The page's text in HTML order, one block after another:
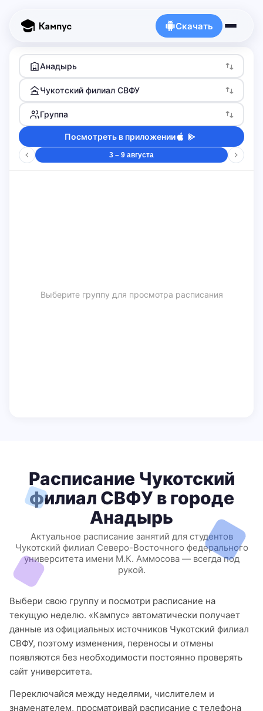
Скачать
Анадырь
Чукотский филиал СВФУ
Группа
Посмотреть в приложении
3 – 9 августа
Выберите группу для просмотра расписания
Расписание Чукотский
филиал СВФУ в городе
Анадырь
Актуальное расписание занятий для студентов
Чукотский филиал Северо-Восточного федерального
университета имени М.К. Аммосова — всегда под
рукой.
Выбери свою группу и посмотри расписание на
текущую неделю. «Кампус» автоматически получает
данные из официальных источников Чукотский филиал
СВФУ, поэтому изменения, переносы и отмены
появляются без необходимости постоянно проверять
сайт университета.
Переключайся между неделями, числителем и
знаменателем, просматривай расписание с телефона